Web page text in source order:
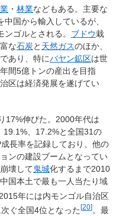
・ 林業などもある。主要な
国から輸入しているが、
ゴルとされる。 ブドウ栽
な石炭と 天然ガスのほか、
あり、特にバヤン鉱区は世
間5億トンの産出を目指
区は経済発展を遂げてい
17%伸びた。2000年代は
19.1%、17.2%と全国31の
長率を記録しており、他の
ンの建設ブームとなってい
壊して鬼城化するまで2010
国本土で最も一人当たり域
2015年には内モンゴル自治区
次ぐ全国4位となった [20] 。最